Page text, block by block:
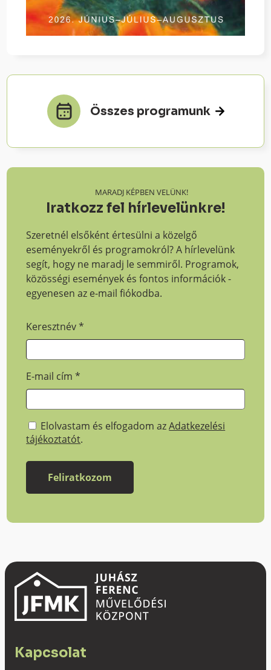
Összes programunk
MARADJ KÉPBEN VELÜNK!
Iratkozz fel hírlevelünkre!
Szeretnél elsőként értesülni a közelgő
eseményekről és programokról? A hírlevelünk
segít, hogy ne maradj le semmiről. Programok,
közösségi események és fontos információk -
egyenesen az e-mail fiókodba.
Keresztnév*
E-mail cím*
Elolvastam és elfogadom azAdatkezelési
tájékoztatót.
Kapcsolat